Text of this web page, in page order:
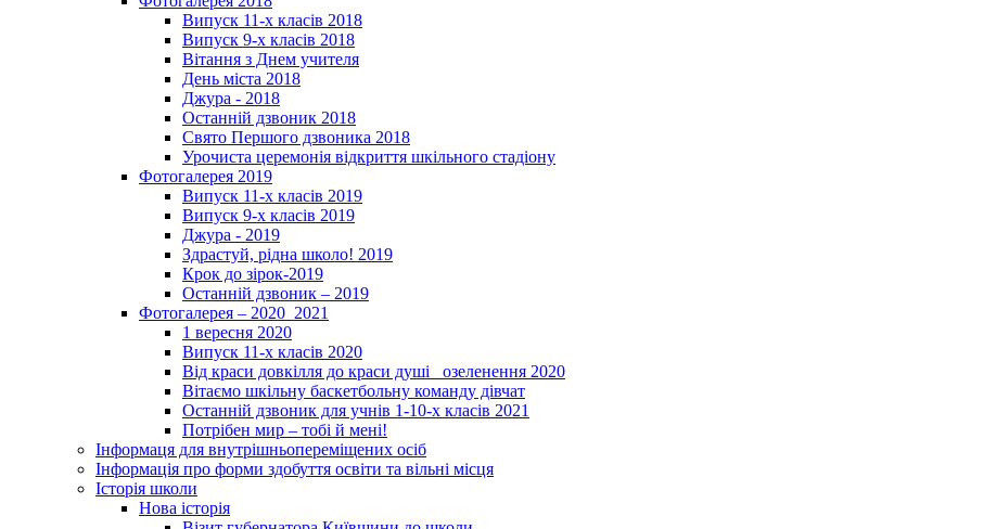
Випуск 11-х класів 2018
Випуск 9-х класів 2018
Вітання з Днем учителя
День міста 2018
Джура - 2018
Останній дзвоник 2018
Свято Першого дзвоника 2018
Урочиста церемонія відкриття шкільного стадіону
Фотогалерея 2019
Випуск 11-х класів 2019
Випуск 9-х класів 2019
Джура - 2019
Здрастуй, рідна школо! 2019
Крок до зірок-2019
Останній дзвоник – 2019
Фотогалерея – 2020_2021
1 вересня 2020
Випуск 11-х класів 2020
Від краси довкілля до краси душі _озеленення 2020
Вітаємо шкільну баскетбольну команду дівчат
Останній дзвоник для учнів 1-10-х класів 2021
Потрібен мир – тобі й мені!
Інформаця для внутрішньопереміщених осіб
Інформація про форми здобуття освіти та вільні місця
Історія школи
Нова історія